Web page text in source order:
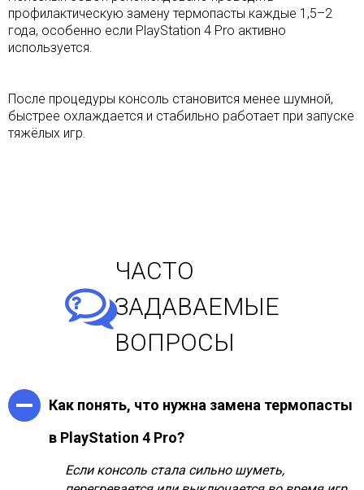
профилактическую замену термопасты каждые 1,5–2
года, особенно если PlayStation 4 Pro активно
используется.
После процедуры консоль становится менее шумной,
быстрее охлаждается и стабильно работает при запуске
тяжёлых игр.
ЧАСТО
ЗАДАВАЕМЫЕ
ВОПРОСЫ
Как понять, что нужна замена термопасты
в PlayStation 4 Pro?
Если консоль стала сильно шуметь,